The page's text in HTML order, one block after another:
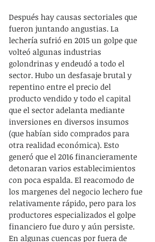
Después hay causas sectoriales que
fueron juntando angustias. La
lechería sufrió en 2015 un golpe que
volteó algunas industrias
golondrinas y endeudó a todo el
sector. Hubo un desfasaje brutal y
repentino entre el precio del
producto vendido y todo el capital
que el sector adelanta mediante
inversiones en diversos insumos
(que habían sido comprados para
otra realidad económica). Esto
generó que el 2016 financieramente
detonaran varios establecimientos
con poca espalda. El reacomodo de
los margenes del negocio lechero fue
relativamente rápido, pero para los
productores especializados el golpe
financiero fue duro y aún persiste.
En algunas cuencas por fuera de